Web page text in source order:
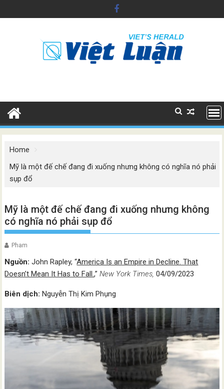
to
Home
Mỹ là một đế chế đang đi xuống nhưng không có nghĩa nó phải
sụp đổ
Mỹ là một đế chế đang đi xuống nhưng không
có nghĩa nó phải sụp đổ
Pham
Nguồn: John Rapley, “America Is an Empire in Decline. That
Doesn’t Mean It Has to Fall.,”New York Times, 04/09/2023
Biên dịch: Nguyễn Thị Kim Phụng